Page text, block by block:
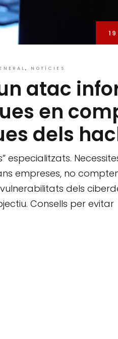
NOTÍCIES
atac
en
dels
especialitzats.
empreses, no
dels
Consells per evitar